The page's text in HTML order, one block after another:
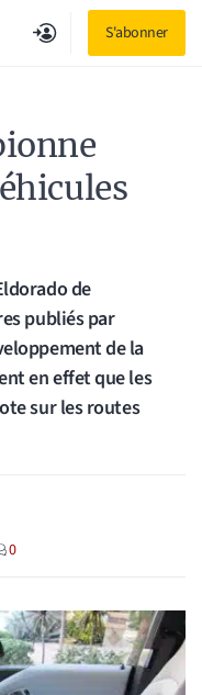
S'abonner
de
publiés par
de la
en effet que les
sur les routes
0